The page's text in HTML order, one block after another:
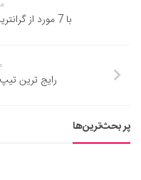
با 7 مورد از گرانترین سبزیجات جهان آشنا شوید
رایج ترین
پر بحث‌ترین‌ها